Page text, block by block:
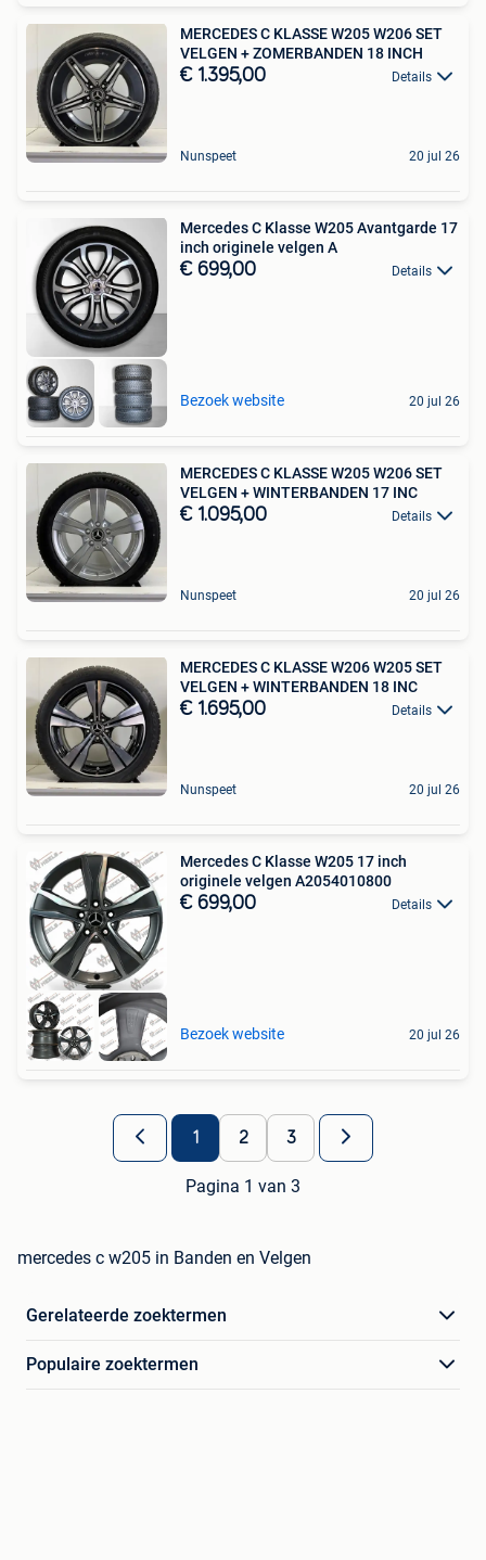
MERCEDES C KLASSE W205 W206 SET
VELGEN + ZOMERBANDEN 18 INCH
€ 1.395,00 Details
Nunspeet 20 jul 26
Mercedes C Klasse W205 Avantgarde 17
inch originele velgen A
€ 699,00 Details
Bezoek website 20 jul 26
MERCEDES C KLASSE W205 W206 SET
VELGEN + WINTERBANDEN 17 INC
€ 1.095,00 Details
Nunspeet 20 jul 26
MERCEDES C KLASSE W206 W205 SET
VELGEN + WINTERBANDEN 18 INC
€ 1.695,00 Details
Nunspeet 20 jul 26
Mercedes C Klasse W205 17 inch
originele velgen A2054010800
€ 699,00 Details
Bezoek website 20 jul 26
1 2 3
Pagina 1 van 3
mercedes c w205 in Banden en Velgen
Gerelateerde zoektermen
Populaire zoektermen